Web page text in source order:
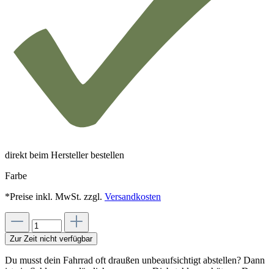
direkt beim Hersteller bestellen
Farbe
*Preise inkl. MwSt. zzgl. Versandkosten
Zur Zeit nicht verfügbar
Du musst dein Fahrrad oft draußen unbeaufsichtigt abstellen? Dann